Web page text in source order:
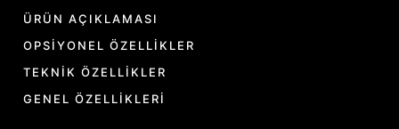
ÜRÜN AÇIKLAMASI
OPSIYONEL ÖZELLIKLER
TEKNIK ÖZELLIKLER
GENEL ÖZELLIKLERI